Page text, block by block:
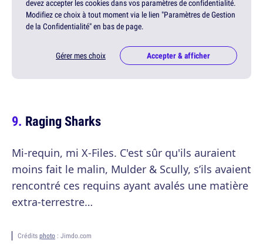
devez accepter les cookies dans vos paramètres de confidentialité.
Modifiez ce choix à tout moment via le lien "Paramètres de Gestion
de la Confidentialité" en bas de page.
Gérer mes choix Accepter & afficher
Raging Sharks
Mi-requin, mi X-Files. C'est sûr qu'ils auraient
moins fait le malin, Mulder & Scully, s’ils avaient
rencontré ces requins ayant avalés une matière
extra-terrestre…
Crédits photo : Jimdo.com